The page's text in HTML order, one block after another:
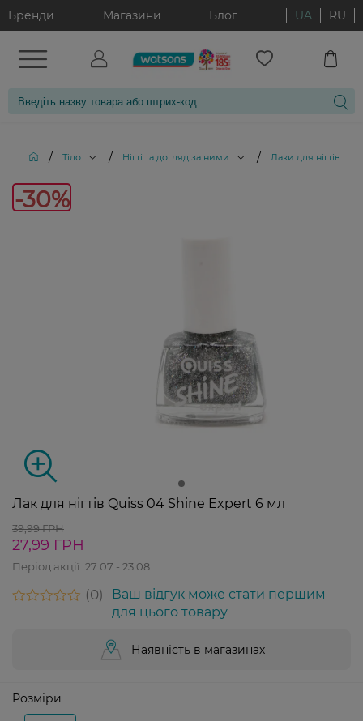
Бренди Магазини Блог UA RU
/ Тіло / Нігті та догляд за ними / Лаки для нігтів
-30%
Лак для нігтів Quiss 04 Shine Expert 6 мл
39,99 ГРН
27,99 ГРН
Період акції: 27 07 - 23 08
0
Ваш відгук може стати першим
для цього товару
Наявність в магазинах
Розміри